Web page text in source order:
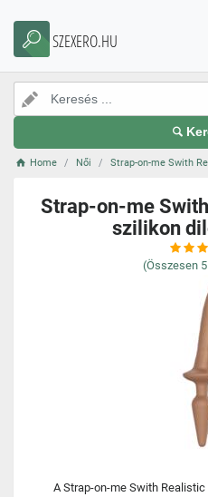
SZEXERO.HU
Home Női Strap-on-me Swith
Strap-on-me
szilikon
(Összesen 5
A Strap-on-me Swith